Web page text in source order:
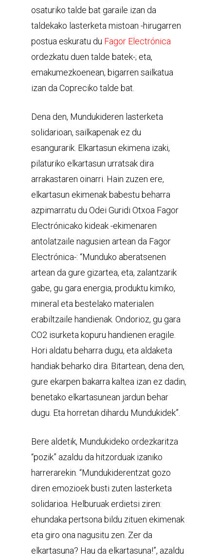
osaturiko talde bat garaile izan da
taldekako lasterketa mistoan -hirugarren
postua eskuratu du Fagor Electrónica
ordezkatu duen talde batek-; eta,
emakumezkoenean, bigarren sailkatua
izan da Copreciko talde bat.
Dena den, Mundukideren lasterketa
solidarioan, sailkapenak ez du
esangurarik. Elkartasun ekimena izaki,
pilaturiko elkartasun urratsak dira
arrakastaren oinarri. Hain zuzen ere,
elkartasun ekimenak babestu beharra
azpimarratu du Odei Guridi Otxoa Fagor
Electrónicako kideak -ekimenaren
antolatzaile nagusien artean da Fagor
Electrónica-: “Munduko aberatsenen
artean da gure gizartea, eta, zalantzarik
gabe, gu gara energia, produktu kimiko,
mineral eta bestelako materialen
erabiltzaile handienak. Ondorioz, gu gara
CO2 isurketa kopuru handienen eragile.
Hori aldatu beharra dugu, eta aldaketa
handiak beharko dira. Bitartean, dena den,
gure ekarpen bakarra kaltea izan ez dadin,
benetako elkartasunean jardun behar
dugu. Eta horretan dihardu Mundukidek”.
Bere aldetik, Mundukideko ordezkaritza
“pozik” azaldu da hitzorduak izaniko
harrerarekin. “Mundukiderentzat gozo
diren emozioek busti zuten lasterketa
solidarioa. Helburuak erdietsi ziren:
ehundaka pertsona bildu zituen ekimenak
eta giro ona nagusitu zen. Zer da
elkartasuna? Hau da elkartasuna!”, azaldu